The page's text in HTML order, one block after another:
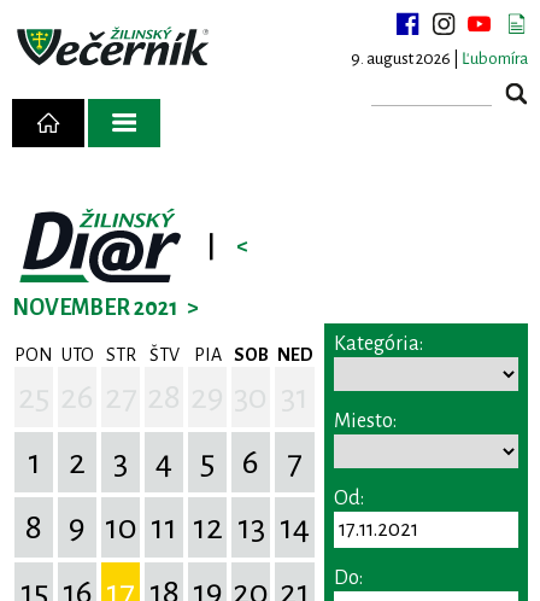
9. august 2026 | Ľubomíra
<
NOVEMBER 2021 >
PON UTO STR ŠTV PIA SOB NED
1
2 3 4 5 6
7
8
9 10 11 12 13 14
15 16 17 18 19 20 21
Kategória:
Miesto:
Od:
Do: